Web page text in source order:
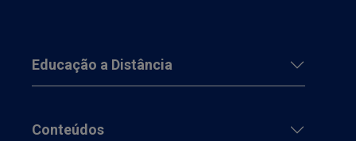
Educação a Distância
Conteúdos